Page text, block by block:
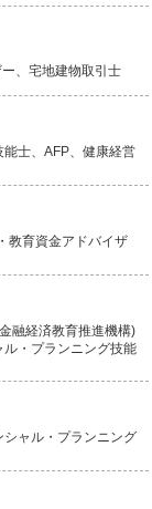
、宅地建物取引士
士、AFP、健康経営
教育資金アドバイザ
融経済教育推進機構)
・プランニング技能
ャル・プランニング